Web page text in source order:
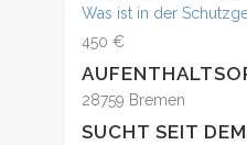
Was ist in der
450 €
28759 Bremen
SUCHT SEIT DEM